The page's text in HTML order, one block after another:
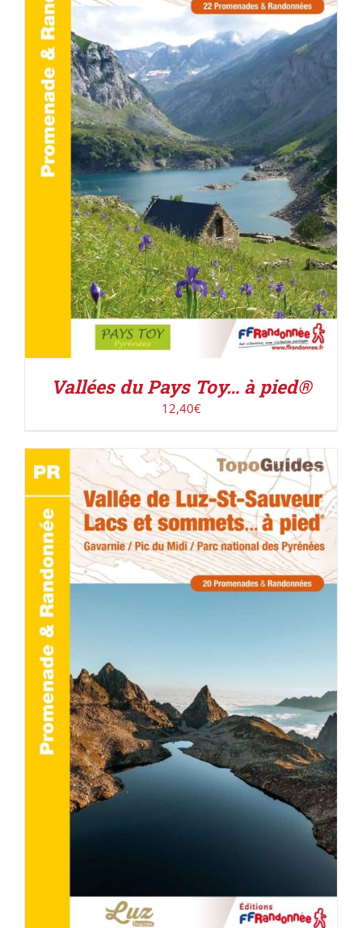
ACHETER LE PRODUIT DÉTAILS
Vallées du Pays Toy… à pied®
12,40€
ACHETER LE PRODUIT /